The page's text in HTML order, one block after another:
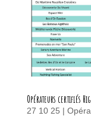
Opérateurs certifiés
27 10 25 |